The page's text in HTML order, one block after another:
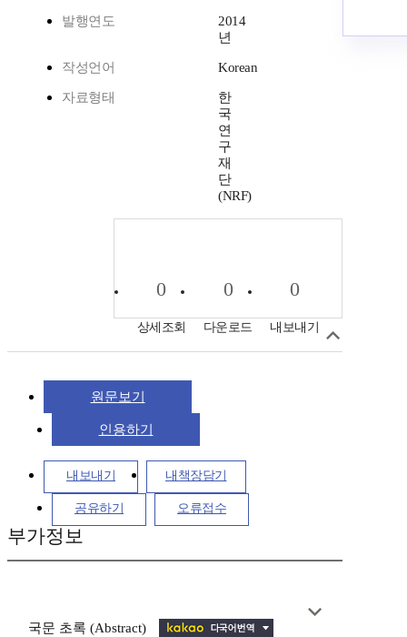
발행연도
2014
년
작성언어 Korean
자료형태
한
국
연
구
재
단
(NRF)
0
상세조회
0
다운로드
0
내보내기
원문보기
인용하기
내보내기 내책장담기
공유하기 오류접수
부가정보
국문 초록 (Abstract)